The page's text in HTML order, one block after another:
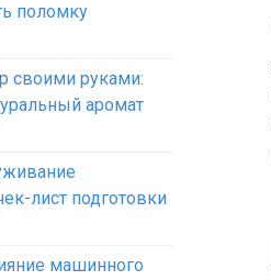
поломку
своими руками:
аромат
лист подготовки
машинного